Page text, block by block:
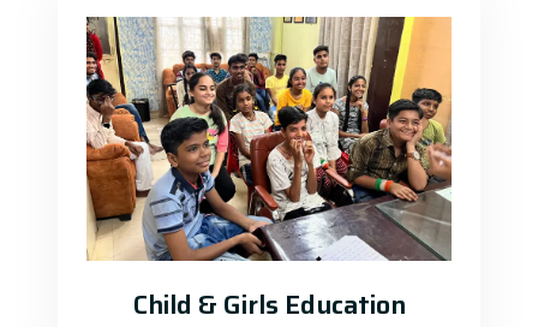
Child & Girls Education